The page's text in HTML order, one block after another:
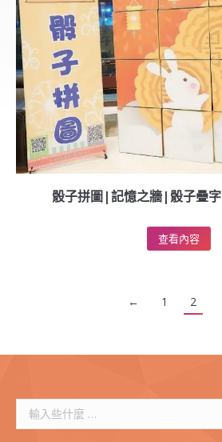
骰子拼圖|記憶之牆|骰子疊
查看內容
← 1 2
索